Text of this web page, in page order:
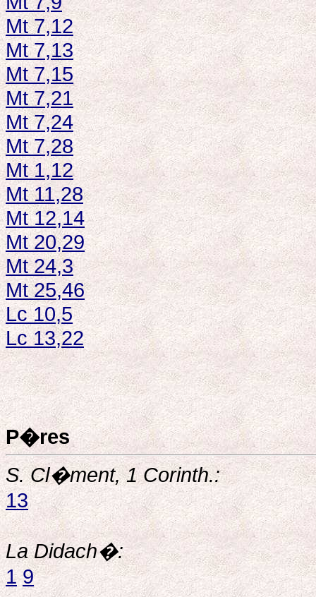
Mt 7,12
Mt 7,13
Mt 7,15
Mt 7,21
Mt 7,24
Mt 7,28
Mt 1,12
Mt 11,28
Mt 12,14
Mt 20,29
Mt 24,3
Mt 25,46
Lc 10,5
Lc 13,22
P�res
S. Cl�ment, 1 Corinth.:
13
La Didach�:
1 9